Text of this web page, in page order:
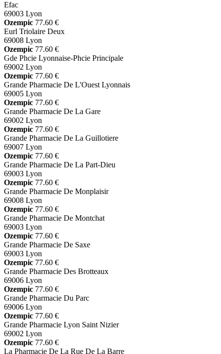
Efac
69003 Lyon
Ozempic 77.60 €
Eurl Triolaire Deux
69008 Lyon
Ozempic 77.60 €
Gde Phcie Lyonnaise-Phcie Principale
69002 Lyon
Ozempic 77.60 €
Grande Pharmacie De L'Ouest Lyonnais
69005 Lyon
Ozempic 77.60 €
Grande Pharmacie De La Gare
69002 Lyon
Ozempic 77.60 €
Grande Pharmacie De La Guillotiere
69007 Lyon
Ozempic 77.60 €
Grande Pharmacie De La Part-Dieu
69003 Lyon
Ozempic 77.60 €
Grande Pharmacie De Monplaisir
69008 Lyon
Ozempic 77.60 €
Grande Pharmacie De Montchat
69003 Lyon
Ozempic 77.60 €
Grande Pharmacie De Saxe
69003 Lyon
Ozempic 77.60 €
Grande Pharmacie Des Brotteaux
69006 Lyon
Ozempic 77.60 €
Grande Pharmacie Du Parc
69006 Lyon
Ozempic 77.60 €
Grande Pharmacie Lyon Saint Nizier
69002 Lyon
Ozempic 77.60 €
La Pharmacie De La Rue De La Barre